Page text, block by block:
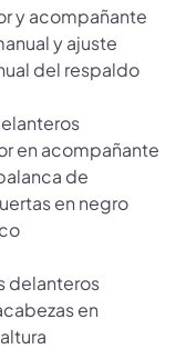
y acompañante
y ajuste
del respaldo
en acompañante
de
en negro
delanteros
en